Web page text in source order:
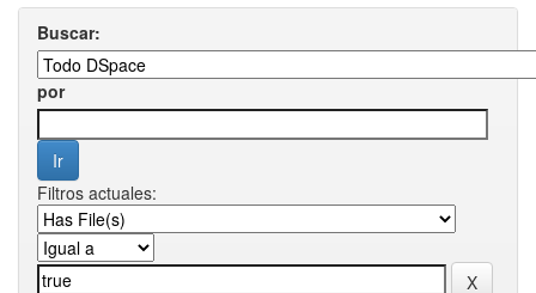
Buscar:
por
Filtros actuales: